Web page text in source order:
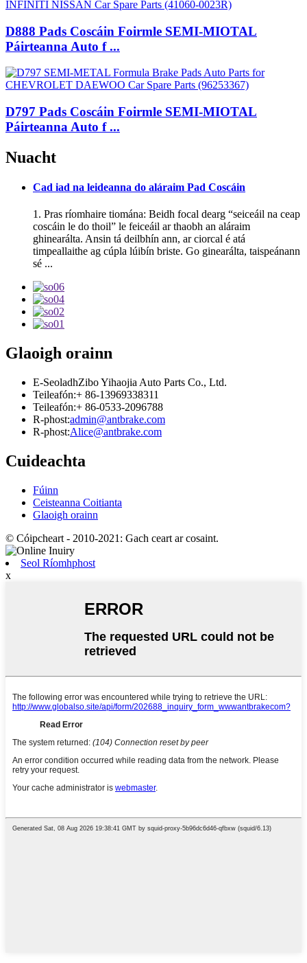
D888 Pads Coscáin Foirmle SEMI-MIOTAL
Páirteanna Auto f ...
D797 Pads Coscáin Foirmle SEMI-MIOTAL
Páirteanna Auto f ...
Nuacht
Cad iad na leideanna do aláraim Pad Coscáin
1. Pras ríomhaire tiomána: Beidh focal dearg “seiceáil na ceap
coscáin le do thoil” le feiceáil ar thaobh an aláraim
ghinearálta. Ansin tá deilbhín ann, ar ciorcal é atá
timpeallaithe ag cúpla lúibín briste. Go ginearálta, taispeánann
sé ...
Glaoigh orainn
E-SeoladhZibo Yihaojia Auto Parts Co., Ltd.
Teileafón:+ 86-13969338311
Teileafón:+ 86-0533-2096788
R-phost:admin@antbrake.com
R-phost:Alice@antbrake.com
Cuideachta
Fúinn
Ceisteanna Coitianta
Glaoigh orainn
© Cóipcheart - 2010-2021: Gach ceart ar cosaint.
Seol Ríomhphost
x